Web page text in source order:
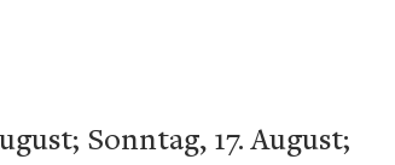
Sonntag, 17. August;